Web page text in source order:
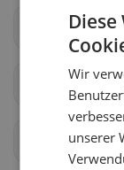
Villeneuve (VD)
Aubonne
Berolle
Wir
unserer